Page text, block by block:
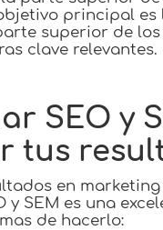
principal es
superior de
clave relevantes.
SEO y
tus
en
SEM es una
de hacerlo: